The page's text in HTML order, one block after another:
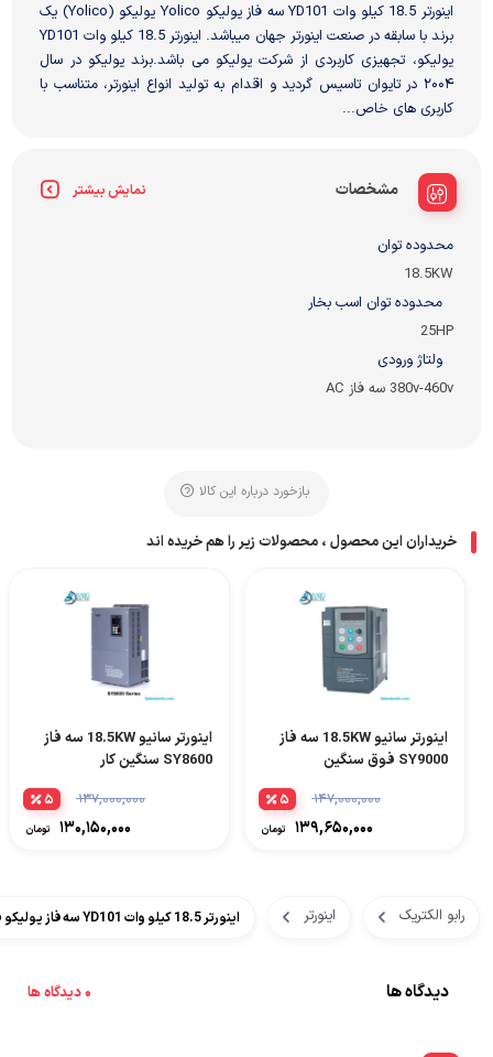
اینورتر 18.5 کیلو وات YD101 سه فاز یولیکو Yolico یولیکو (Yolico) یک
برند با سابقه در صنعت اینورتر جهان میباشد. اینورتر 18.5 کیلو وات YD101
یولیکو، تجهیزی کاربردی از شرکت یولیکو می باشد.برند یولیکو در سال
۲۰۰۴ در تایوان تاسیس گردید و اقدام به تولید انواع اینورتر، متناسب با
کاربری های خاص...
مشخصات نمایش بیشتر
محدوده توان
18.5KW
محدوده توان اسب بخار
25HP
ولتاژ ورودی
380v-460v سه فاز AC
بازخورد درباره این کالا
خریداران این محصول ، محصولات زیر را هم خریده اند
اینورتر سانیو 18.5KW سه فاز
SY9000 فوق سنگین
۱۴۷,۰۰۰,۰۰۰
۱۳۹,۶۵۰,۰۰۰ تومان
۵
اینورتر سانیو 18.5KW سه فاز
SY8600 سنگین کار
۱۳۷,۰۰۰,۰۰۰
۱۳۰,۱۵۰,۰۰۰ تومان
۵
رابو الکتریک اینورتر اینورتر 18.5 کیلو وات YD101 سه فاز یولیکو Yolico
دیدگاه ها 0 دیدگاه ها